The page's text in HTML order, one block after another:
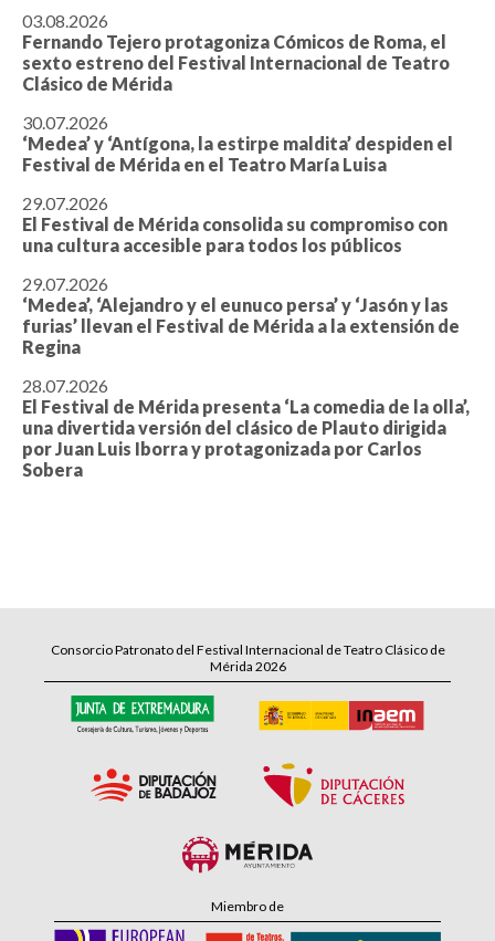
03.08.2026
Fernando Tejero protagoniza Cómicos de Roma, el
sexto estreno del Festival Internacional de Teatro
Clásico de Mérida
30.07.2026
‘Medea’ y ‘Antígona, la estirpe maldita’ despiden el
Festival de Mérida en el Teatro María Luisa
29.07.2026
El Festival de Mérida consolida su compromiso con
una cultura accesible para todos los públicos
29.07.2026
‘Medea’, ‘Alejandro y el eunuco persa’ y ‘Jasón y las
furias’ llevan el Festival de Mérida a la extensión de
Regina
28.07.2026
El Festival de Mérida presenta ‘La comedia de la olla’,
una divertida versión del clásico de Plauto dirigida
por Juan Luis Iborra y protagonizada por Carlos
Sobera
Consorcio Patronato del Festival Internacional de Teatro Clásico de
Mérida 2026
Miembro de